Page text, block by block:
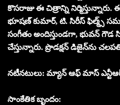
కొసరాజు ఈ చిత్రాన్ని నిర్మిస్తున్నారు.
భూషణ్ కుమార్, టి. సిరీస్ ఫిల్మ్స్
సంగీతం అందిస్తుండగా, భువన్
చేస్తున్నారు. ప్రొడక్షన్ డిజైన్‌ను
నటీనటులు: మ్యాన్ ఆఫ్ మాస్
సాంకేతిక బృందం: